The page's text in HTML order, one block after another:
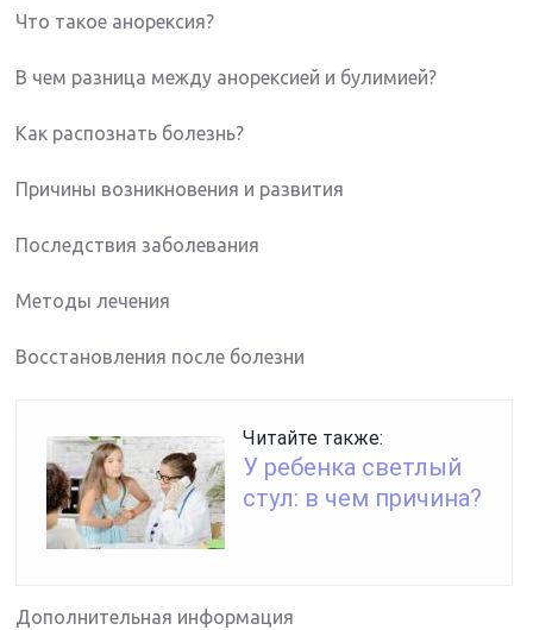
Что такое анорексия?
В чем разница между анорексией и булимией?
Как распознать болезнь?
Причины возникновения и развития
Последствия заболевания
Методы лечения
Восстановления после болезни
Читайте также:
У ребенка светлый
стул: в чем причина?
Дополнительная информация